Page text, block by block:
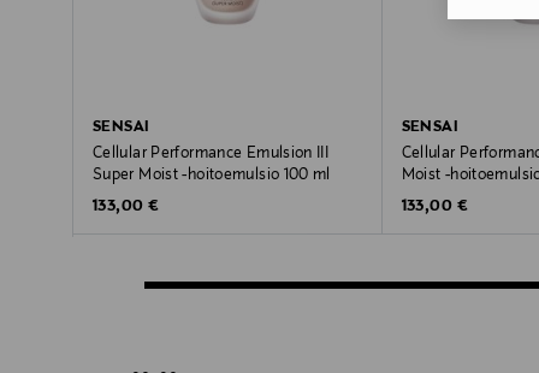
SENSAI
Cellular Performance Emulsion III
Super Moist -hoitoemulsio 100 ml
Original Price
133,00 €
SENSAI
Cellular
Moist -
Original Price
133,00 €